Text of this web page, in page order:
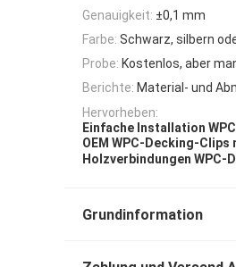
Genauigkeit: ±0,1 mm
Farbe: Schwarz, silbern
Probe: Kostenlos, aber
Berichte: Material- und
Hervorheben:
Einfache Installation
OEM WPC-Decking-Clips
Holzverbindungen WPC-
Grundinformation